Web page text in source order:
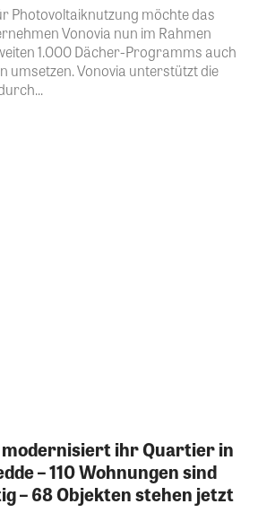
Photovoltaiknutzung möchte das
Vonovia nun im Rahmen
1.000 Dächer-Programms auch
umsetzen. Vonovia unterstützt die
modernisiert ihr Quartier in
– 110 Wohnungen sind
– 68 Objekten stehen jetzt